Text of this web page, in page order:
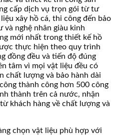
cấp dịch vụ trọn gói từ tư
xây hồ cá, thi công đến bảo
và nghệ nhân giàu kinh
mới nhất trong thiết kế hồ
thực hiện theo quy trình
đồng đều và tiến độ đúng
tâm vì mọi vật liệu đều có
chất lượng và bảo hành dài
thành công hơn 500 công
thành trên cả nước, nhận
khách hàng về chất lượng và
chọn vật liệu phù hợp với